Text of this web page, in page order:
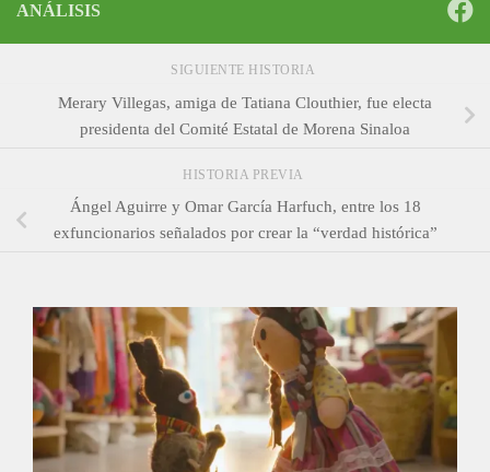
ANÁLISIS
SIGUIENTE HISTORIA
Merary Villegas, amiga de Tatiana Clouthier, fue electa
presidenta del Comité Estatal de Morena Sinaloa
HISTORIA PREVIA
Ángel Aguirre y Omar García Harfuch, entre los 18
exfuncionarios señalados por crear la “verdad histórica”